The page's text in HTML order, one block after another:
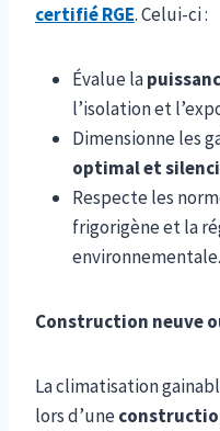
certifié RGE. Celui-ci :
Évalue la
l’isolation et
Dimensionne les
optimal et
Respecte les
frigorigène et la
environnementale.
Construction neuve
La climatisation
lors d’une